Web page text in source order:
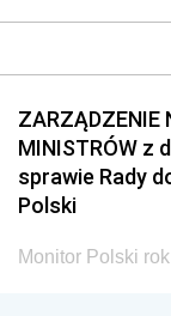
2017
2014
2011
2008
2005
ZARZĄDZENIE
MINISTRÓW z
sprawie Rady
Polski
Monitor Polski